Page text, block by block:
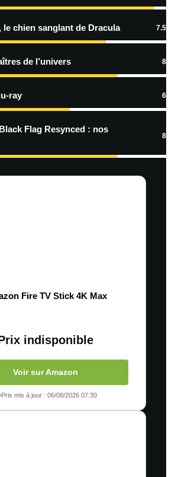
chien sanglant de Dracula 7.5
de l’univers 8
ray 6
Flag Resynced : nos
8
Fire TV Stick 4K Max
indisponible
Voir sur Amazon
Prix mis à jour : 06/08/2026 07:30